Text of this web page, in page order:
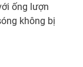
ống lượn
không bị